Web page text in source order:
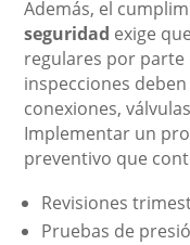
Además, el
seguridad exige
regulares por parte
inspecciones
conexiones,
Implementar un
preventivo que
Revisiones
Pruebas de